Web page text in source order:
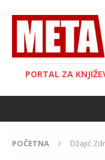
PORTAL ZA
POČETNA Džajić